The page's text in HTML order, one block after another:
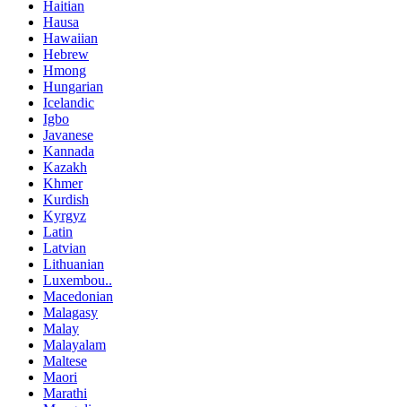
Haitian
Hausa
Hawaiian
Hebrew
Hmong
Hungarian
Icelandic
Igbo
Javanese
Kannada
Kazakh
Khmer
Kurdish
Kyrgyz
Latin
Latvian
Lithuanian
Luxembou..
Macedonian
Malagasy
Malay
Malayalam
Maltese
Maori
Marathi